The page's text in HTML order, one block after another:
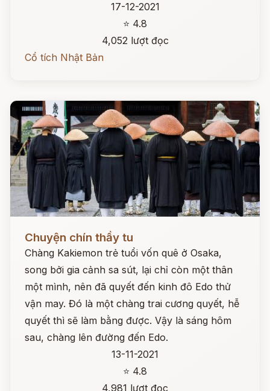
17-12-2021
⭐ 4.8
4,052 lượt đọc
Cổ tích Nhật Bản
Chuyện chín thầy tu
Chàng Kakiemon trẻ tuổi vốn quê ở Osaka,
song bởi gia cảnh sa sút, lại chỉ còn một thân
một mình, nên đã quyết đến kinh đô Edo thử
vận may. Đó là một chàng trai cương quyết, hễ
quyết thì sẽ làm bằng được. Vậy là sáng hôm
sau, chàng lên đường đến Edo.
13-11-2021
⭐ 4.8
4,981 lượt đọc